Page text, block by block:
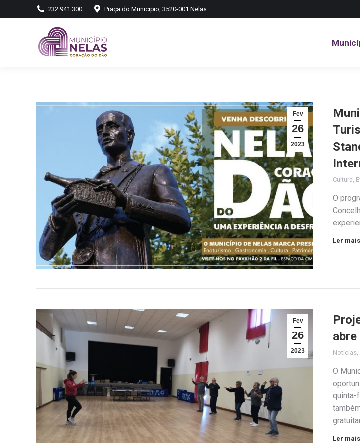
232 941 300 Praça do Municipio, 3520-001 Nelas
Fev
26
2023
Cultura,
O
Ler mais
Fev
26
2023
abre
Notícias,
O
quinta-
Ler mais